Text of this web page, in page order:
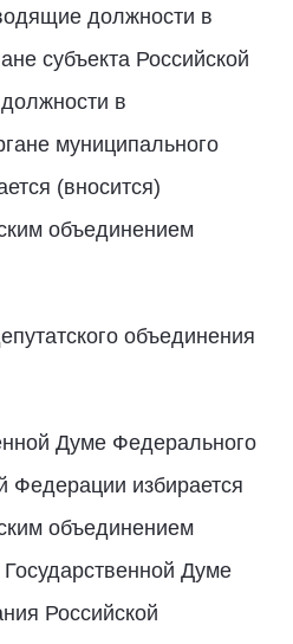
должности в
субъекта Российской
в
муниципального
(вносится)
объединением
объединения
Думе Федерального
Федерации избирается
объединением
Думе
Российской